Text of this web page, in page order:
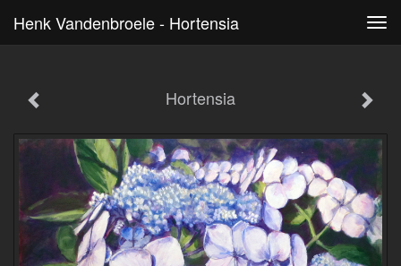
Henk Vandenbroele - Hortensia
Hortensia